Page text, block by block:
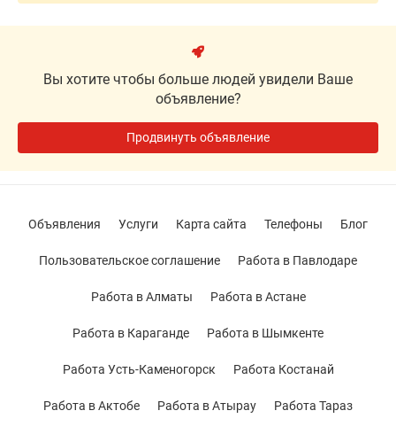
Вы хотите чтобы больше людей увидели Ваше
объявление?
Продвинуть объявление
Объявления Услуги Карта сайта Телефоны Блог
Пользовательское соглашение Работа в Павлодаре
Работа в Алматы Работа в Астане
Работа в Караганде Работа в Шымкенте
Работа Усть-Каменогорск Работа Костанай
Работа в Актобе Работа в Атырау Работа Тараз